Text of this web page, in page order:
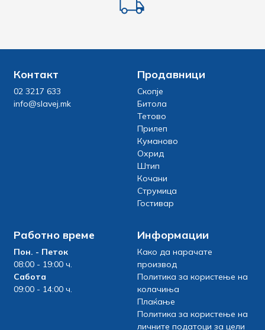
Контакт
02 3217 633
info@slavej.mk
Продавници
Скопје
Битола
Тетово
Прилеп
Куманово
Охрид
Штип
Кочани
Струмица
Гостивар
Работно време
Пон. - Петок
08:00 - 19:00 ч.
Сабота
09:00 - 14:00 ч.
Информации
Како да нарачате
производ
Политика за користење на
колачиња
Плаќање
Политика за користење на
личните податоци за цели